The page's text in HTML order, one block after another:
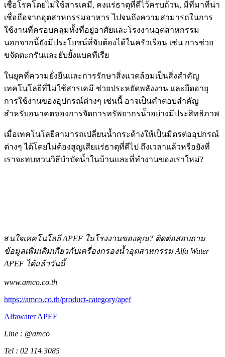
เชื้อโรคโดยไม่ใช้สารเคมี, คงแร่ธาตุที่ดีไว้ครบถ้วน, มีที่มาที่น่า
เชื่อถือจากอุตสาหกรรมอาหาร ไปจนถึงความสามารถในการ
ใช้งานที่ครอบคลุมทั้งที่อยู่อาศัยและโรงงานอุตสาหกรรม
นอกจากนี้ยังมีประโยชน์ที่จับต้องได้ในครัวเรือน เช่น การช่วย
ขจัดตะกรันและยับยั้งแบคทีเรีย
ในยุคที่ความยั่งยืนและการรักษาสิ่งแวดล้อมเป็นสิ่งสำคัญ
เทคโนโลยีที่ไม่ใช้สารเคมี ช่วยประหยัดพลังงาน และยืดอายุ
การใช้งานของอุปกรณ์ต่างๆ เช่นนี้ อาจเป็นคำตอบสำคัญ
สำหรับอนาคตของการจัดการทรัพยากรน้ำอย่างมีประสิทธิภาพ
เมื่อเทคโนโลยีสามารถเปลี่ยนน้ำกระด้างให้เป็นมิตรต่ออุปกรณ์
ต่างๆ ได้โดยไม่ต้องสูญเสียแร่ธาตุที่ดีไป ถึงเวลาแล้วหรือยังที่
เราจะทบทวนวิธีบำบัดน้ำในบ้านและที่ทำงานของเราใหม่?
สนใจเทคโนโลยี APEF ในโรงงานของคุณ? ติดต่อสอบถาม
ข้อมูลเพิ่มเติมเกี่ยวกับเครื่องกรองน้ำอุตสาหกรรม Alfa Water
APEF ได้แล้ววันนี้
www.amco.co.th
https://amco.co.th/product-category/apef
Alfawater APEF
Line : @amco
Tel : 02 114 3085